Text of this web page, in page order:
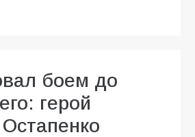
боем до
герой